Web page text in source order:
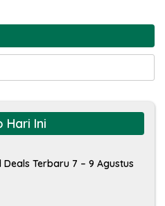
Hari Ini
Terbaru 7 – 9 Agustus